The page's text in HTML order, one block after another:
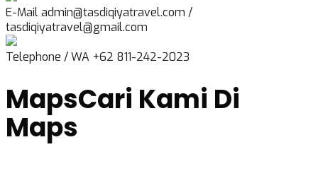
E-Mailadmin@tasdiqiyatravel.com /
tasdiqiyatravel@gmail.com
Telephone / WA +62 811-242-2023
MapsCari Kami Di
Maps